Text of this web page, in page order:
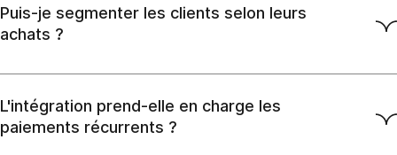
Puis-je segmenter les clients selon leurs
achats ?
L'intégration prend-elle en charge les
paiements récurrents ?